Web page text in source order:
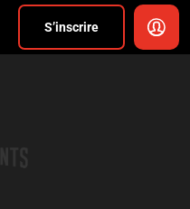
S’inscrire